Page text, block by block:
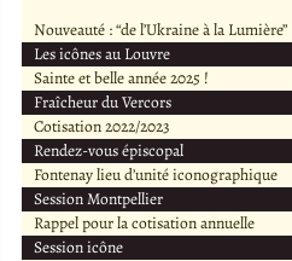
Nouveauté : “de l’Ukraine à la Lumière”
Les icônes au Louvre
Sainte et belle année 2025 !
Fraîcheur du Vercors
Cotisation 2022/2023
Rendez-vous épiscopal
Fontenay lieu d’unité iconographique
Session Montpellier
Rappel pour la cotisation annuelle
Session icône